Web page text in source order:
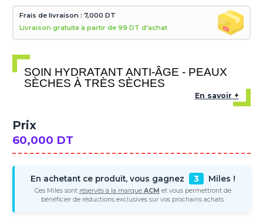
Frais de livraison : 7,000 DT
Livraison gratuite à partir de 99 DT d'achat
SOIN HYDRATANT ANTI-ÂGE - PEAUX
SÈCHES À TRÈS SÈCHES
En savoir +
Prix
60,000 DT
En achetant ce produit, vous gagnez 3 Miles !
Ces Miles sont réservés à la marque ACM et vous permettront de
bénéficier de réductions exclusives sur vos prochains achats.